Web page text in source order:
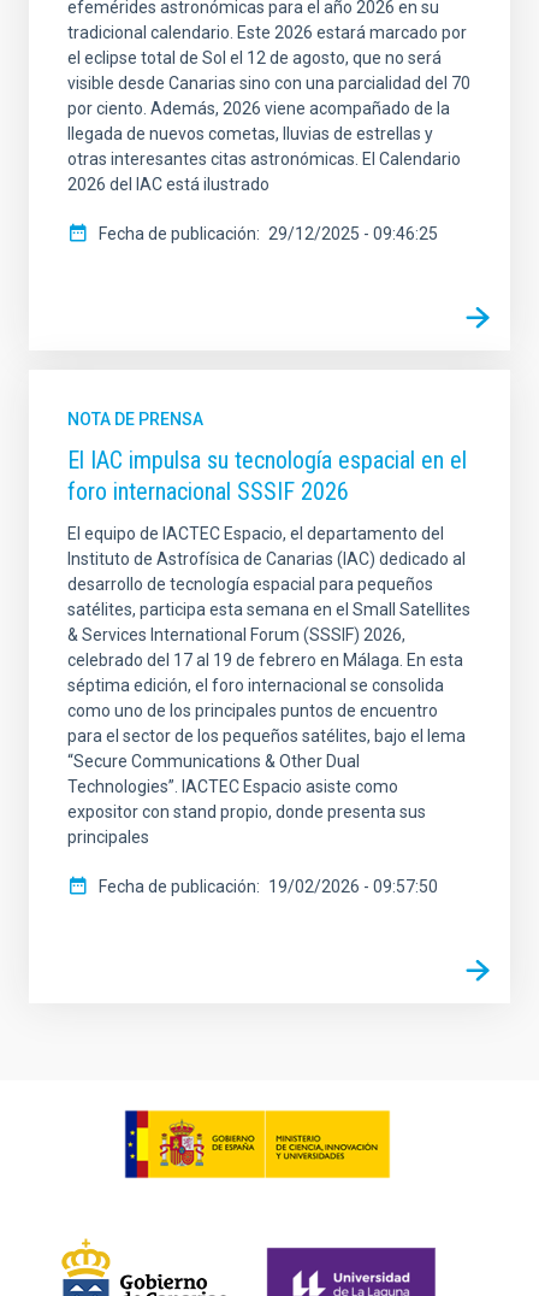
efemérides astronómicas para el año 2026 en su
tradicional calendario. Este 2026 estará marcado por
el eclipse total de Sol el 12 de agosto, que no será
visible desde Canarias sino con una parcialidad del 70
por ciento. Además, 2026 viene acompañado de la
llegada de nuevos cometas, lluvias de estrellas y
otras interesantes citas astronómicas. El Calendario
2026 del IAC está ilustrado
Fecha de publicación 29/12/2025 - 09:46:25
NOTA DE PRENSA
El IAC impulsa su tecnología espacial en el
foro internacional SSSIF 2026
El equipo de IACTEC Espacio, el departamento del
Instituto de Astrofísica de Canarias (IAC) dedicado al
desarrollo de tecnología espacial para pequeños
satélites, participa esta semana en el Small Satellites
& Services International Forum (SSSIF) 2026,
celebrado del 17 al 19 de febrero en Málaga. En esta
séptima edición, el foro internacional se consolida
como uno de los principales puntos de encuentro
para el sector de los pequeños satélites, bajo el lema
“Secure Communications & Other Dual
Technologies”. IACTEC Espacio asiste como
expositor con stand propio, donde presenta sus
principales
Fecha de publicación 19/02/2026 - 09:57:50